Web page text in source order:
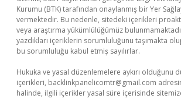
Kurumu (BTK) tarafından onaylanmış bir Yer
vermektedir. Bu nedenle, sitedeki içerikleri
veya araştırma yükümlülüğümüz
yazdıkları içeriklerin sorumluluğunu taşımakta
bu sorumluluğu kabul etmiş sayılırlar.
Hukuka ve yasal düzenlemelere aykırı olduğunu
içerikleri, backlinkpanelicomtr@gmail.com
halinde, ilgili içerikler yasal süre içerisinde